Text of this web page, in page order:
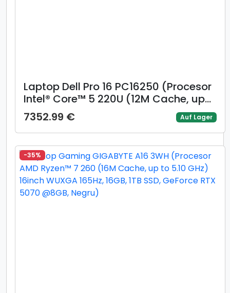
Laptop Dell Pro 16 PC16250 (Procesor
Intel® Core™ 5 220U (12M Cache, up
to 5.0 GHz), 16inch FHD+, 16GB DDR5,
512GB SSD, Intel Graphics, Windows 11
Pro, Negru)
7352.99 € Auf Lager
-35%